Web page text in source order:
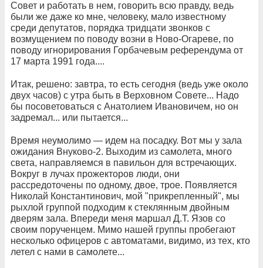
Совет и работать в нем, говорить всю правду, ведь
были же даже ко мне, человеку, мало известному
среди депутатов, порядка тридцати звонков с
возмущением по поводу возни в Ново-Огареве, по
поводу игнорирования Горбачевым референдума от
17 марта 1991 года....
Итак, решено: завтра, то есть сегодня (ведь уже около
двух часов) с утра быть в Верховном Совете... Надо
бы посоветоваться с Анатолием Ивановичем, но он
задремал... или пытается...
Время неумолимо — идем на посадку. Вот мы у зала
ожидания Внуково-2. Выходим из самолета, много
света, направляемся в павильон для встречающих.
Вокруг в лучах прожекторов люди, они
рассредоточены по одному, двое, трое. Появляется
Николай Константинович, мой "прикрепленный", мы
рыхлой группой подходим к стеклянным двойным
дверям зала. Впереди меня маршал Д.Т. Язов со
своим порученцем. Мимо нашей группы пробегают
несколько офицеров с автоматами, видимо, из тех, кто
летел с нами в самолете...